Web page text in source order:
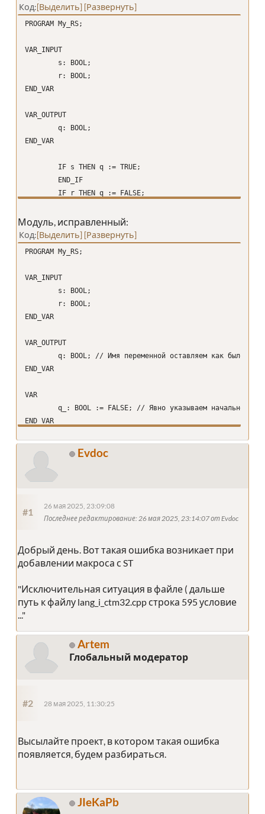
Код Выделить Развернуть
PROGRAM My_RS;
VAR_INPUT
s: BOOL;
r: BOOL;
END_VAR
VAR_OUTPUT
q: BOOL;
END_VAR
IF s THEN q := TRUE;
END_IF
IF r THEN q := FALSE;
// А если r = FALSE и s = FALSE - значение q не
END_PROGRAM
Модуль, исправленный:
Код Выделить Развернуть
PROGRAM My_RS;
VAR_INPUT
s: BOOL;
r: BOOL;
END_VAR
VAR_OUTPUT
q: BOOL; // Имя переменной оставляем как было,
END_VAR
VAR
q_: BOOL := FALSE; // Явно указываем начальное
END_VAR
IF s THEN q_ := TRUE; // Переменная из секции VAR!
END_IF
q := q_; // Безусловно записать выходное значение
END_PROGRAM
Evdoc
#1
26 мая 2025, 23:09:08
Последнее редактирование: 26 мая 2025, 23:14:07 от Evdoc
Добрый день. Вот такая ошибка возникает при
добавлении макроса с ST
"Исключительная ситуация в файле ( дальше
путь к файлу lang_i_ctm32.cpp строка 595 условие
..."
Artem
Глобальный модератор
#2 28 мая 2025, 11:30:25
Высылайте проект, в котором такая ошибка
появляется, будем разбираться.
JIeKaPb